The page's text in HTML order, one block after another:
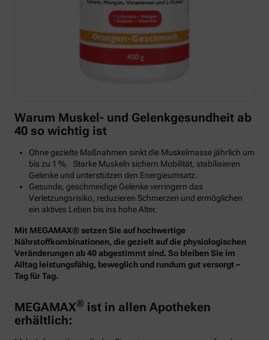
Warum Muskel- und Gelenkgesundheit ab
40 so wichtig ist
Ohne gezielte Maßnahmen sinkt die Muskelmasse jährlich um
bis zu 1 %. Starke Muskeln sichern Mobilität, stabilisieren
Gelenke und unterstützen den Energieumsatz.
Gesunde, geschmeidige Gelenke verringern das
Verletzungsrisiko, reduzieren Schmerzen und ermöglichen
ein aktives Leben bis ins hohe Alter.
Mit MEGAMAX® setzen Sie auf hochwertige
Nährstoffkombinationen, die gezielt auf die physiologischen
Veränderungen ab 40 abgestimmt sind. So bleiben Sie im
Alltag leistungsfähig, beweglich und rundum gut versorgt –
Tag für Tag.
MEGAMAX® ist in allen Apotheken
erhältlich: